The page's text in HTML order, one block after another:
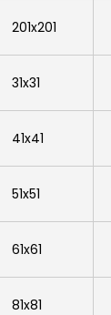
201x201
31x31
41x41
51x51
61x61
81x81